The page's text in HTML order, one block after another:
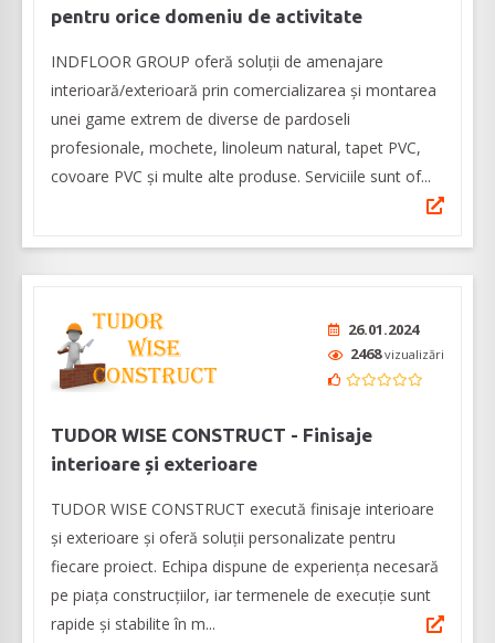
pentru orice domeniu de activitate
INDFLOOR GROUP oferă soluții de amenajare
interioară/exterioară prin comercializarea și montarea
unei game extrem de diverse de pardoseli
profesionale, mochete, linoleum natural, tapet PVC,
covoare PVC și multe alte produse. Serviciile sunt of...
26.01.2024
2468vizualizări
TUDOR WISE CONSTRUCT - Finisaje
interioare și exterioare
TUDOR WISE CONSTRUCT execută finisaje interioare
și exterioare și oferă soluții personalizate pentru
fiecare proiect. Echipa dispune de experiența necesară
pe piața construcțiilor, iar termenele de execuție sunt
rapide și stabilite în m...